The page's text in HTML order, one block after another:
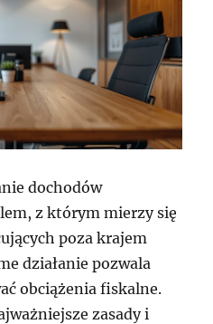
dochodów
z którym mierzy się
poza krajem
działanie pozwala
obciążenia fiskalne.
zasady i